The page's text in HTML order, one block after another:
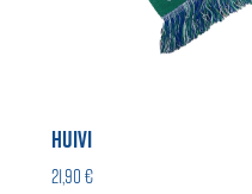
HUIVI
21,90 €